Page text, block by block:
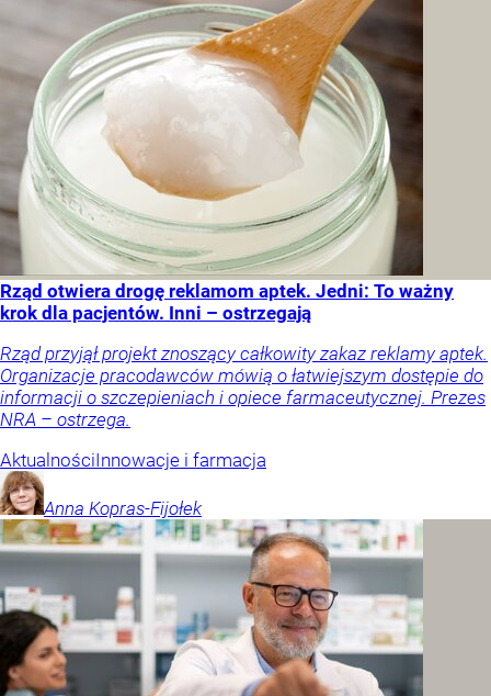
Rząd otwiera drogę reklamom aptek. Jedni: To ważny
krok dla pacjentów. Inni – ostrzegają
Rząd przyjął projekt znoszący całkowity zakaz reklamy aptek.
Organizacje pracodawców mówią o łatwiejszym dostępie do
informacji o szczepieniach i opiece farmaceutycznej. Prezes
NRA – ostrzega.
AktualnościInnowacje i farmacja
Anna Kopras-Fijołek